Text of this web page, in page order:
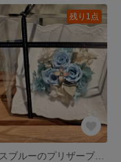
残り1点
サックスブルーのプリザーブドフラワーのアレンジメント